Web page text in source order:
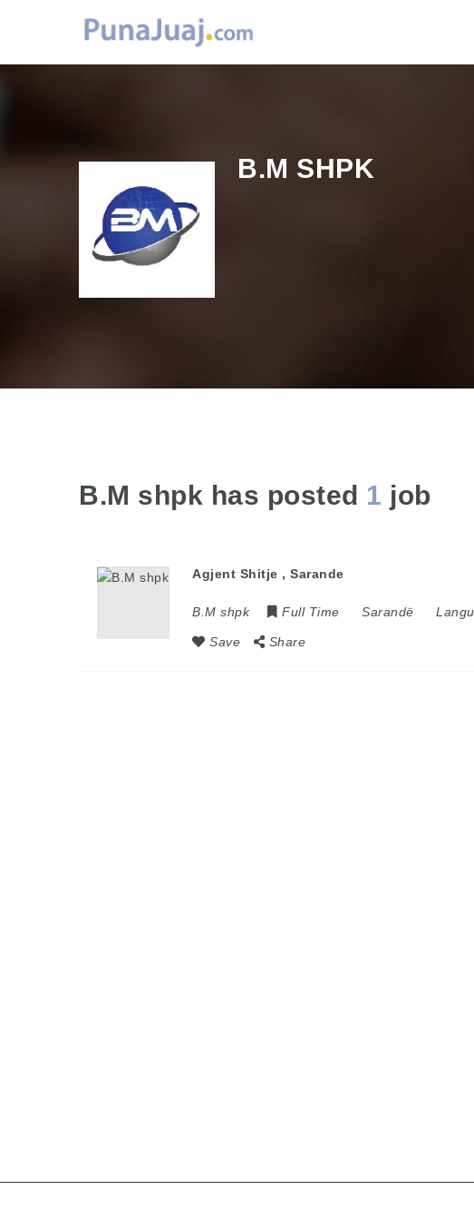
B.M SHPK
B.M shpk has posted 1 job
Agjent Shitje , Sarande
B.M shpk Full Time Sarandë
Save Share